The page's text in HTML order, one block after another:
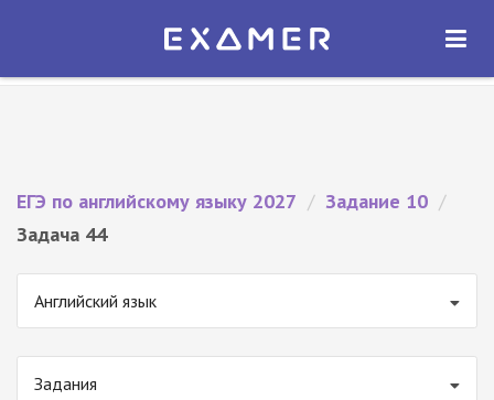
Экзамер — ЕГЭ 2027
ОТКРЫТЬ
ЕГЭ по английскому языку 2027 / Задание 10 /
Задача 44
Английский язык
Задания